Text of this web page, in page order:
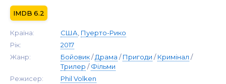
6.2
Країна: США Пуерто-Рико
Рік:
2017
Жанр:
Бойовик/Драма /Пригоди /Кримінал /
Трилер /Фільми
Режисер:
Phil Volken